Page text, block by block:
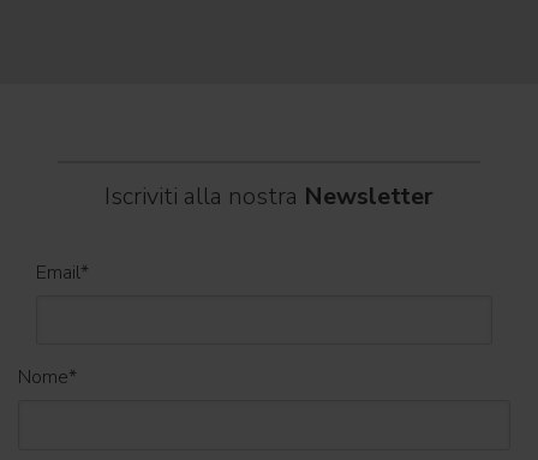
Iscriviti alla nostra Newsletter
Email*
Nome*